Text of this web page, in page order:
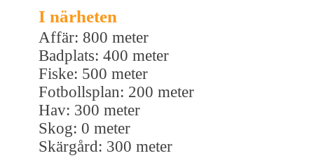
I närheten
Affär: 800 meter
Badplats: 400 meter
Fiske: 500 meter
Fotbollsplan: 200 meter
Hav: 300 meter
Skog: 0 meter
Skärgård: 300 meter